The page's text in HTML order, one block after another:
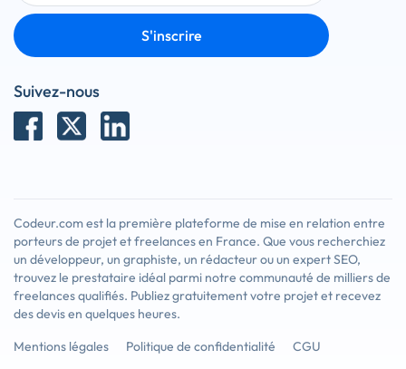
S'inscrire
Suivez-nous
Codeur.com est la première plateforme de mise en relation entre
porteurs de projet et freelances en France. Que vous recherchiez
un développeur, un graphiste, un rédacteur ou un expert SEO,
trouvez le prestataire idéal parmi notre communauté de milliers de
freelances qualifiés. Publiez gratuitement votre projet et recevez
des devis en quelques heures.
Mentions légales
Politique de confidentialité CGU